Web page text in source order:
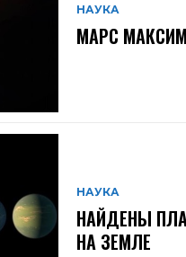
НАУКА
МАРС
НАУКА
НАЙДЕНЫ
НА ЗЕМЛЕ